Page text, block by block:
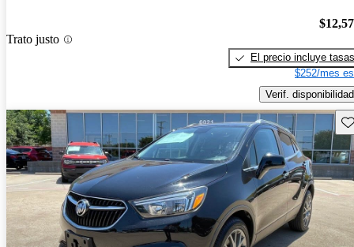
Trato justo
El precio incluye tasas
$252/mes
Verif. disponibilidad